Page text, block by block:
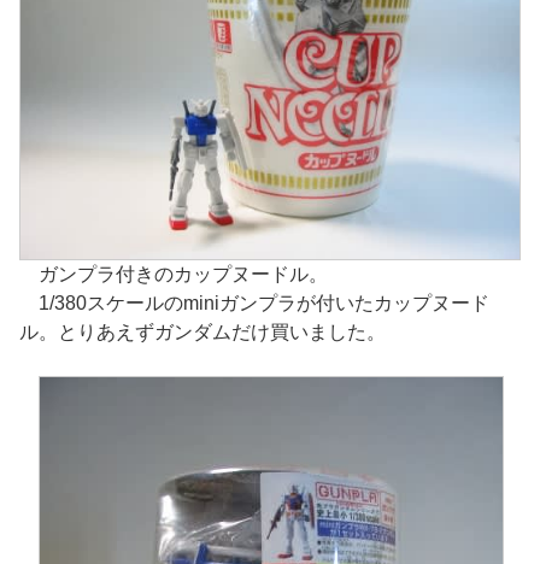
ガンプラ付きのカップヌードル。
1/380スケールのminiガンプラが付いたカップヌード
ル。とりあえずガンダムだけ買いました。